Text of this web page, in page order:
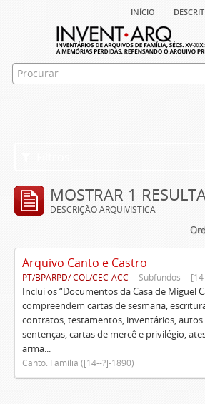
início
MOSTRAR 1
DESCRIÇÃO ARQUIVÍSTICA
Arquivo Canto e Castro
PT/BPARPD/ COL/CEC-ACC Subfundos
Inclui os “Documentos da Casa de Miguel
compreendem cartas de sesmaria,
contratos, testamentos, inventários,
sentenças, cartas de mercê e privilégio,
arma...
Canto. Família ([14--?]-1890)